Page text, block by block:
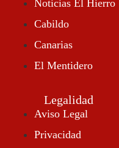
Noticias El Hierro
Cabildo
Canarias
El Mentidero
Legalidad
Aviso Legal
Privacidad